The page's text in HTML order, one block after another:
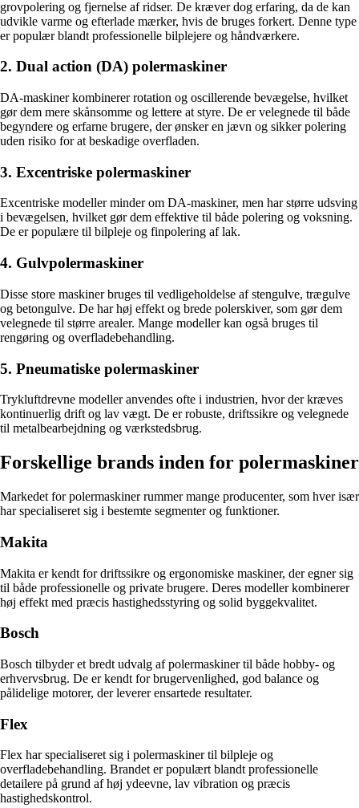
grovpolering og fjernelse af ridser. De kræver dog erfaring, da de kan
udvikle varme og efterlade mærker, hvis de bruges forkert. Denne type
er populær blandt professionelle bilplejere og håndværkere.
2. Dual action (DA) polermaskiner
DA-maskiner kombinerer rotation og oscillerende bevægelse, hvilket
gør dem mere skånsomme og lettere at styre. De er velegnede til både
begyndere og erfarne brugere, der ønsker en jævn og sikker polering
uden risiko for at beskadige overfladen.
3. Excentriske polermaskiner
Excentriske modeller minder om DA-maskiner, men har større udsving
i bevægelsen, hvilket gør dem effektive til både polering og voksning.
De er populære til bilpleje og finpolering af lak.
4. Gulvpolermaskiner
Disse store maskiner bruges til vedligeholdelse af stengulve, trægulve
og betongulve. De har høj effekt og brede polerskiver, som gør dem
velegnede til større arealer. Mange modeller kan også bruges til
rengøring og overfladebehandling.
5. Pneumatiske polermaskiner
Trykluftdrevne modeller anvendes ofte i industrien, hvor der kræves
kontinuerlig drift og lav vægt. De er robuste, driftssikre og velegnede
til metalbearbejdning og værkstedsbrug.
Forskellige brands inden for polermaskiner
Markedet for polermaskiner rummer mange producenter, som hver især
har specialiseret sig i bestemte segmenter og funktioner.
Makita
Makita er kendt for driftssikre og ergonomiske maskiner, der egner sig
til både professionelle og private brugere. Deres modeller kombinerer
høj effekt med præcis hastighedsstyring og solid byggekvalitet.
Bosch
Bosch tilbyder et bredt udvalg af polermaskiner til både hobby- og
erhvervsbrug. De er kendt for brugervenlighed, god balance og
pålidelige motorer, der leverer ensartede resultater.
Flex
Flex har specialiseret sig i polermaskiner til bilpleje og
overfladebehandling. Brandet er populært blandt professionelle
detailere på grund af høj ydeevne, lav vibration og præcis
hastighedskontrol.